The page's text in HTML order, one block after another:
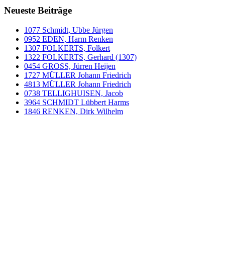
Neueste Beiträge
1077 Schmidt, Ubbe Jürgen
0952 EDEN, Harm Renken
1307 FOLKERTS, Folkert
1322 FOLKERTS, Gerhard (1307)
0454 GROSS, Jürren Heijen
1727 MÜLLER Johann Friedrich
4813 MÜLLER Johann Friedrich
0738 TELLIGHUISEN, Jacob
3964 SCHMIDT Lübbert Harms
1846 RENKEN, Dirk Wilhelm